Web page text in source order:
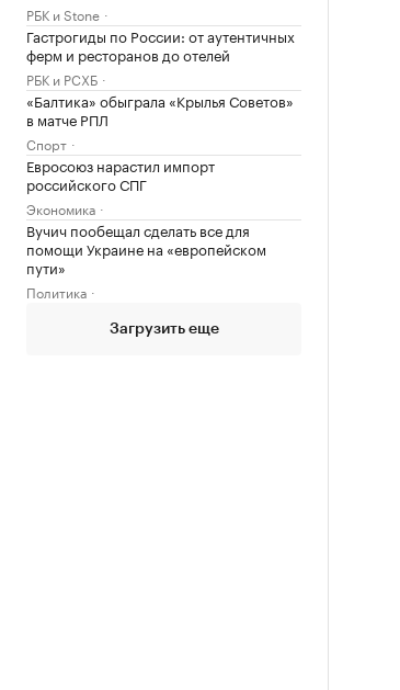
РБК и Stone
Гастрогиды по России: от аутентичных
ферм и ресторанов до отелей
РБК и РСХБ
«Балтика» обыграла «Крылья Советов»
в матче РПЛ
Спорт
Евросоюз нарастил импорт
российского СПГ
Экономика
Вучич пообещал сделать все для
помощи Украине на «европейском
пути»
Политика
Загрузить еще